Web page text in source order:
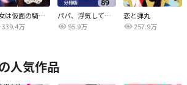
悪女は仮面の騎士に騙されない
339.4万
パパ、浮気してるよ？娘と二人でクズ夫を捨てます【分冊版】
95.9万
恋と弾丸
257.9万
人気作品